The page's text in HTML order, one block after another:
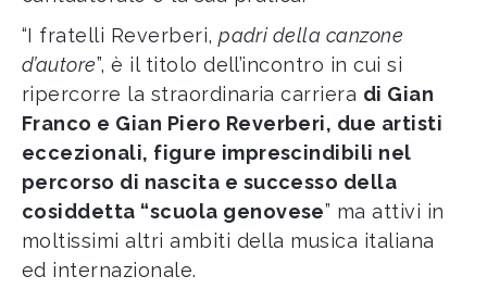
“I fratelli Reverberi,padri della canzone
d’autore”, è il titolo dell’incontro in cui si
ripercorre la straordinaria carriera di Gian
Franco e Gian Piero Reverberi, due artisti
eccezionali, figure imprescindibili nel
percorso di nascita e successo della
cosiddetta “scuola genovese” ma attivi in
moltissimi altri ambiti della musica italiana
ed internazionale.